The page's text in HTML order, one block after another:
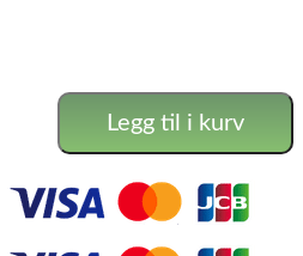
Legg til i kurv